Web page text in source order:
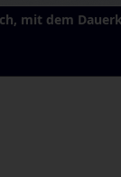
mit dem